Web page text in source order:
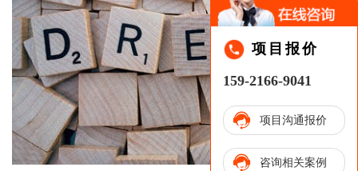
项目报价
159-2166-9041
项目沟通报价
咨询相关案例